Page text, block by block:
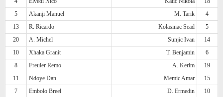
5
Akanji Manuel M. Tarik
4
13
R. Ricardo Kolasinac Sead
5
20
A. Michel Sunjic Ivan
14
10
Xhaka Granit T. Benjamin
6
8
Freuler Remo A. Kerim
19
11
Ndoye Dan Memic Amar
15
7
Embolo Breel D. Ermedin
10